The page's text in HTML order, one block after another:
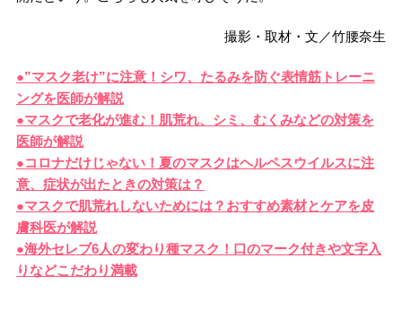
撮影・取材・文／竹腰奈生
●”マスク老け”に注意！シワ、たるみを防ぐ表情筋トレーニ
ングを医師が解説
●マスクで老化が進む！肌荒れ、シミ、むくみなどの対策を
医師が解説
●コロナだけじゃない！夏のマスクはヘルペスウイルスに注
意、症状が出たときの対策は？
●マスクで肌荒れしないためには？おすすめ素材とケアを皮
膚科医が解説
●海外セレブ6人の変わり種マスク！口のマーク付きや文字入
りなどこだわり満載